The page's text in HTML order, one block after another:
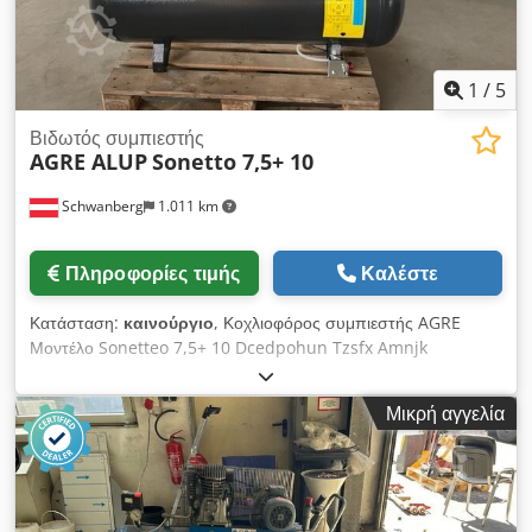
1 / 5
Schwanberg 1.011 km
Βιδωτός συμπιεστής
AGRE ALUPSonetto 7,5+ 10
Πληροφορίες τιμής Καλέστε
Κατάσταση: καινούργιο, Κοχλιοφόρος συμπιεστής AGRE
Μοντέλο Sonetteo 7,5+ 10 Dcedpohun Tzsfx Amnjk
Συμπαγής μονάδα κοχλιοφόρου συμπιεστή με ξηραντήρα
ψύξης και δεξαμενή DL 270 lt. Με ιμάντα. Εξοικονόμηση
χώρου. Ανέξοδο. Εύκολος χειρισμός χάρη στον έλεγχο
Infologic² Basic. Αποδοτικό στάδιο συμπιεστή. Ιδανική λύση
για βιομηχανικές και βιοτεχνικές επιχειρήσεις. Πειστική ποιότητα
πεπιεσμένου αέρα. Τοποθετημένος ξηραντήρας ψυκτικού
μέσου. Εξοπλισμός λεπτομερώς: Έννοια συμπίεσης:
Μικρή αγγελία